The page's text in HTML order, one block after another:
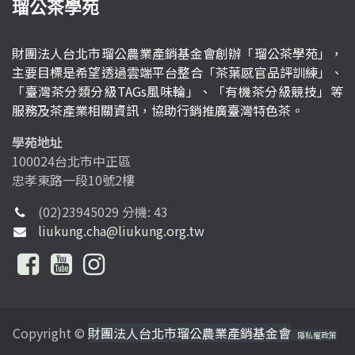
瑠公茶學苑
財團法人台北市瑠公農業產銷基金會創辦「瑠公茶學苑」，
主要目標是希望透過雲端平台整合「茶葉感官品評訓練」、
「臺灣茶分類分級TAGs風味輪」、「有機茶分級競技」等
服務及茶產業相關資訊，協助行銷推廣臺灣特色茶。
學苑地址
100024台北市中正區
忠孝東路一段10號2樓
(02)23945029 分機: 43
liukung.cha@liukung.org.tw
Copyright © 財團法人台北市瑠公農業產銷基金會 隱私權政策